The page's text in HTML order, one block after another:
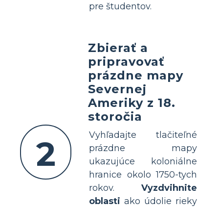
pre študentov.
2
Zbierať a
pripravovať
prázdne mapy
Severnej
Ameriky z 18.
storočia
Vyhľadajte tlačiteľné
prázdne mapy
ukazujúce koloniálne
hranice okolo 1750-tych
rokov. Vyzdvihnite
oblasti ako údolie rieky